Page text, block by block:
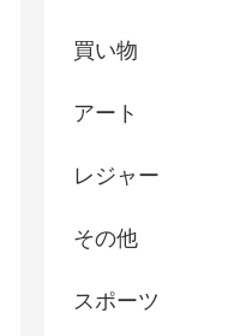
買い物
アート
レジャー
その他
スポーツ